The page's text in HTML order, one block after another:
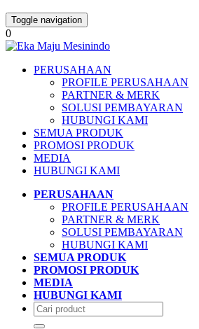
Toggle navigation
0
PERUSAHAAN
PROFILE PERUSAHAAN
PARTNER & MERK
SOLUSI PEMBAYARAN
HUBUNGI KAMI
SEMUA PRODUK
PROMOSI PRODUK
MEDIA
HUBUNGI KAMI
PERUSAHAAN
PROFILE PERUSAHAAN
PARTNER & MERK
SOLUSI PEMBAYARAN
HUBUNGI KAMI
SEMUA PRODUK
PROMOSI PRODUK
MEDIA
HUBUNGI KAMI